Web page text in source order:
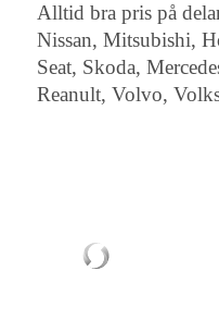
Alltid bra pris på
Nissan, Mitsubishi,
Seat, Skoda,
Reanult, Volvo,